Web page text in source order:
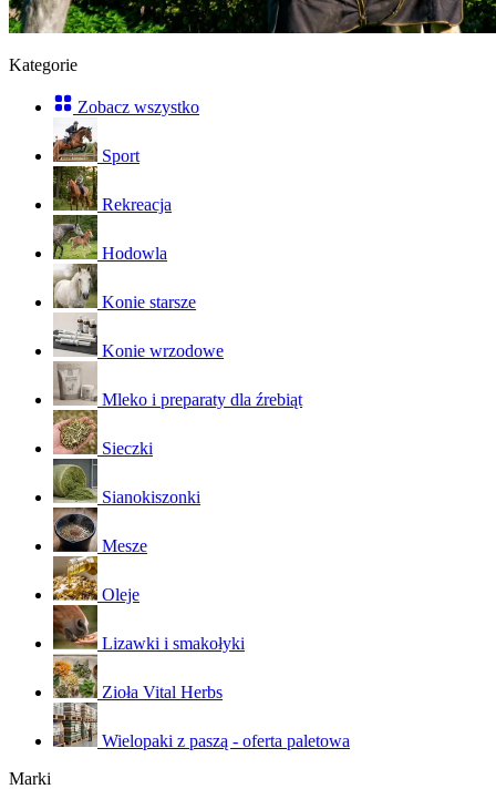
Kategorie
Zobacz wszystko
Sport
Rekreacja
Hodowla
Konie starsze
Konie wrzodowe
Mleko i preparaty dla źrebiąt
Sieczki
Sianokiszonki
Mesze
Oleje
Lizawki i smakołyki
Zioła Vital Herbs
Wielopaki z paszą - oferta paletowa
Marki